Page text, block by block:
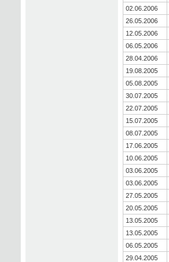
02.06.2006
26.05.2006
12.05.2006
06.05.2006
28.04.2006
19.08.2005
05.08.2005
30.07.2005
22.07.2005
15.07.2005
08.07.2005
17.06.2005
10.06.2005
03.06.2005
03.06.2005
27.05.2005
20.05.2005
13.05.2005
13.05.2005
06.05.2005
29.04.2005